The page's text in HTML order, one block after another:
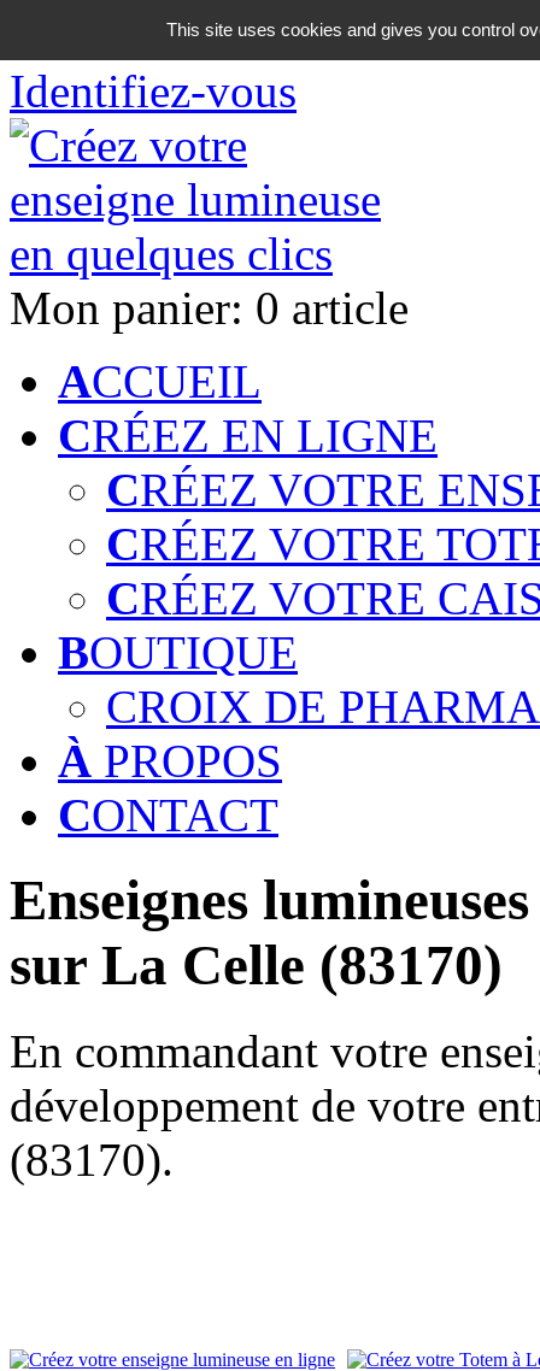
06 18 42 08 59
Identifiez-vous
Mon panier: 0 article
ACCUEIL
CRÉEZ EN LIGNE
CRÉEZ VOTRE
CRÉEZ VOTRE
CRÉEZ VOTRE
BOUTIQUE
CROIX DE
À PROPOS
CONTACT
Enseignes
sur La Celle (83170)
En commandant votre
développement de votre
(83170).
This site uses cookies and gives you control